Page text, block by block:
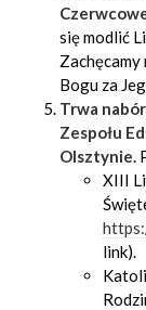
się modlić
Bogu za
Trwa
Zespołu
Olsztynie.
XIII
link).